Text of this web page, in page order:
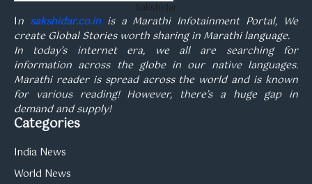
Sakshidar
In sakshidar.co.inis a Marathi Infotainment Portal, We
create Global Stories worth sharing in Marathi language.
In today’s internet era, we all are searching for
information across the globe in our native languages.
Marathi reader is spread across the world and is known
for various reading! However, there’s a huge gap in
demand and supply!
Categories
India News
World News